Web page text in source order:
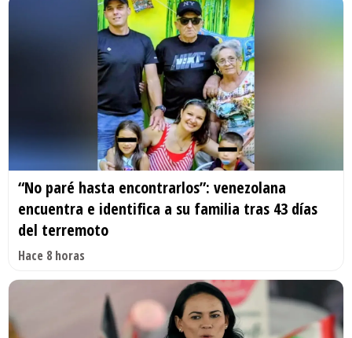
“No paré hasta encontrarlos”: venezolana
encuentra e identifica a su familia tras 43 días
del terremoto
Hace 8 horas